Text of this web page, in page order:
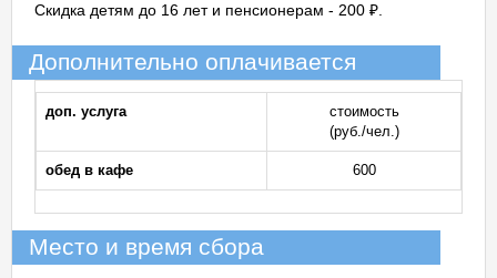
Скидка детям до 16 лет и пенсионерам - 200 ₽.
Дополнительно оплачивается
доп. услуга
стоимость
(руб./чел.)
обед в кафе 600
Место и время сбора